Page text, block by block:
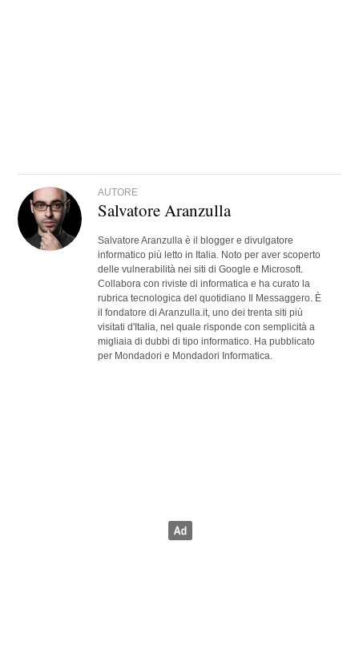
AUTORE
Salvatore Aranzulla
Salvatore Aranzulla è il blogger e divulgatore
informatico più letto in Italia. Noto per aver scoperto
delle vulnerabilità nei siti di Google e Microsoft.
Collabora con riviste di informatica e ha curato la
rubrica tecnologica del quotidiano Il Messaggero. È
il fondatore di Aranzulla.it, uno dei trenta siti più
visitati d'Italia, nel quale risponde con semplicità a
migliaia di dubbi di tipo informatico. Ha pubblicato
per Mondadori e Mondadori Informatica.